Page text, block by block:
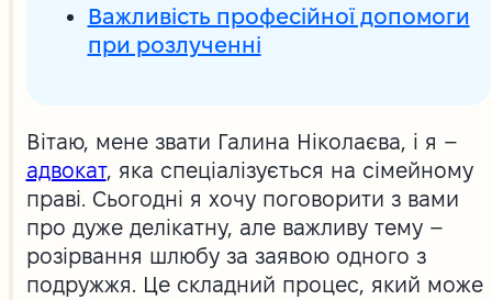
Важливість професійної допомоги
при розлученні
Вітаю, мене звати Галина Ніколаєва, і я –
адвокат, яка спеціалізується на сімейному
праві. Сьогодні я хочу поговорити з вами
про дуже делікатну, але важливу тему –
розірвання шлюбу за заявою одного з
подружжя. Це складний процес, який може